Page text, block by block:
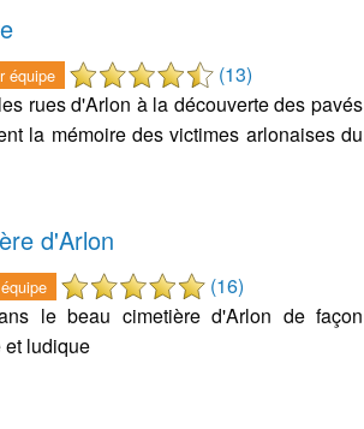
équipe
(13)
rues d'Arlon à la découverte des pavés
la mémoire des victimes arlonaises du
d'Arlon
(16)
le beau cimetière d'Arlon de façon
et ludique